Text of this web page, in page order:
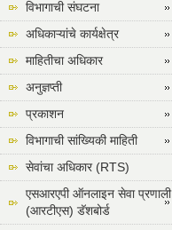
विभागाची संघटना
अधिकाऱ्यांचे कार्यक्षेत्र
माहितीचा अधिकार
अनुज्ञप्ती
प्रकाशन
विभागाची सांख्यिकी माहिती
सेवांचा अधिकार (RTS)
एसआरएपी ऑनलाइन सेवा प्रणाली
(आरटीएस) डॅशबोर्ड